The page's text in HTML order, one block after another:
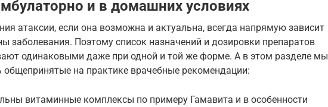
и в домашних условиях
атаксии, если она возможна и актуальна, всегда напрямую зависит
заболевания. Поэтому список назначений и дозировки препаратов
одинаковыми даже при одной и той же форме. А в этом разделе мы
на практике врачебные рекомендации:
витаминные комплексы по примеру Гамавита и в особенности